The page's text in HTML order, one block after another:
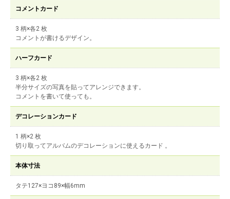
コメントカード
3 柄×各2 枚
コメントが書けるデザイン。
ハーフカード
3 柄×各2 枚
半分サイズの写真を貼ってアレンジできます。
コメントを書いて使っても。
デコレーションカード
1 柄×2 枚
切り取ってアルバムのデコレーションに使えるカード 。
本体寸法
タテ127×ヨコ89×幅6mm